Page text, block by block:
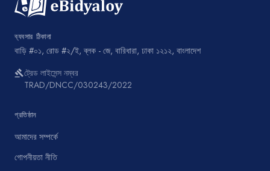
ব্যবসার ঠিকানা
বাড়ি #০১, রোড #২/ই, ব্লক - জে, বারিধারা, ঢাকা ১২১২, বাংলাদেশ
gavelট্রেড লাইসেন্স নম্বর
TRAD/DNCC/030243/2022
প্রতিষ্ঠান
আমাদের সম্পর্কে
গোপনীয়তা নীতি